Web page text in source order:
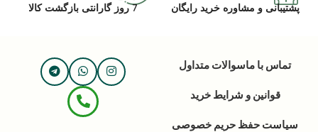
پشتیبانی و مشاوره خرید رایگان 7 روز گارانتی بازگشت کالا
تماس با ماسوالات متداول
قوانین و شرایط خرید
سیاست حفظ حریم خصوصی